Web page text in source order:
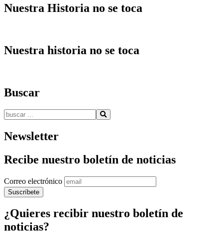
Nuestra Historia no se toca
Nuestra historia no se toca
Buscar
Buscar:
Newsletter
Recibe nuestro boletín de noticias
Correo electrónico
¿Quieres recibir nuestro boletín de
noticias?